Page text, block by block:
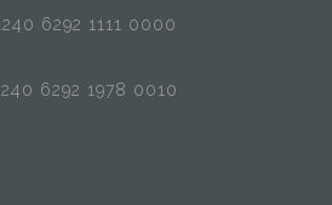
6292 1111 0000
6292 1978 0010